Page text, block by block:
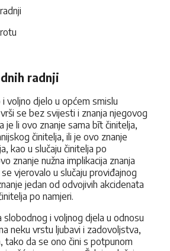
radnji
voljno djelo u općem smislu
se bez svijesti i znanja njegovog
je li ovo znanje sama bīt činitelja,
činitelja, ili je ovo znanje
kao u slučaju činitelja po
znanje nužna implikacija znanja
vjerovalo u slučaju proviđajnog
jedan od odvojivih akcidenata
po namjeri.
slobodnog i voljnog djela u odnosu
neku vrstu ljubavi i zadovoljstva,
tako da se ono čini s potpunom